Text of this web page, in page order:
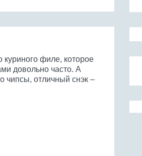
филе, которое
довольно часто. А
чипсы, отличный снэк –